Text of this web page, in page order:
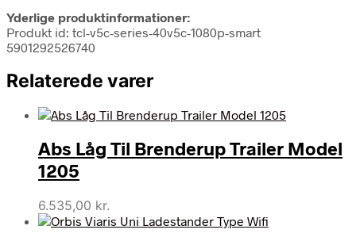
Yderlige produktinformationer:
Produkt id: tcl-v5c-series-40v5c-1080p-smart
5901292526740
Relaterede varer
Abs Låg Til Brenderup Trailer Model
1205
6.535,00 kr.